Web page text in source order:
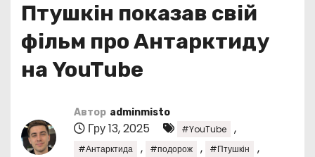
Птушкін показав свій
фільм про Антарктиду
на YouTube
Автор adminmisto
Гру 13, 2025 #YouTube ,
#Антарктида , #подорож , #Птушкін ,